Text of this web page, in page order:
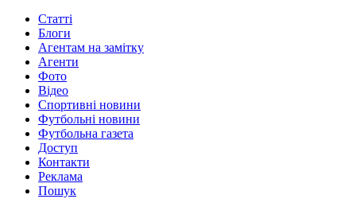
Статті
Блоги
Агентам на замітку
Агенти
Фото
Відео
Спортивні новини
Футбольні новини
Футбольна газета
Доступ
Контакти
Реклама
Пошук